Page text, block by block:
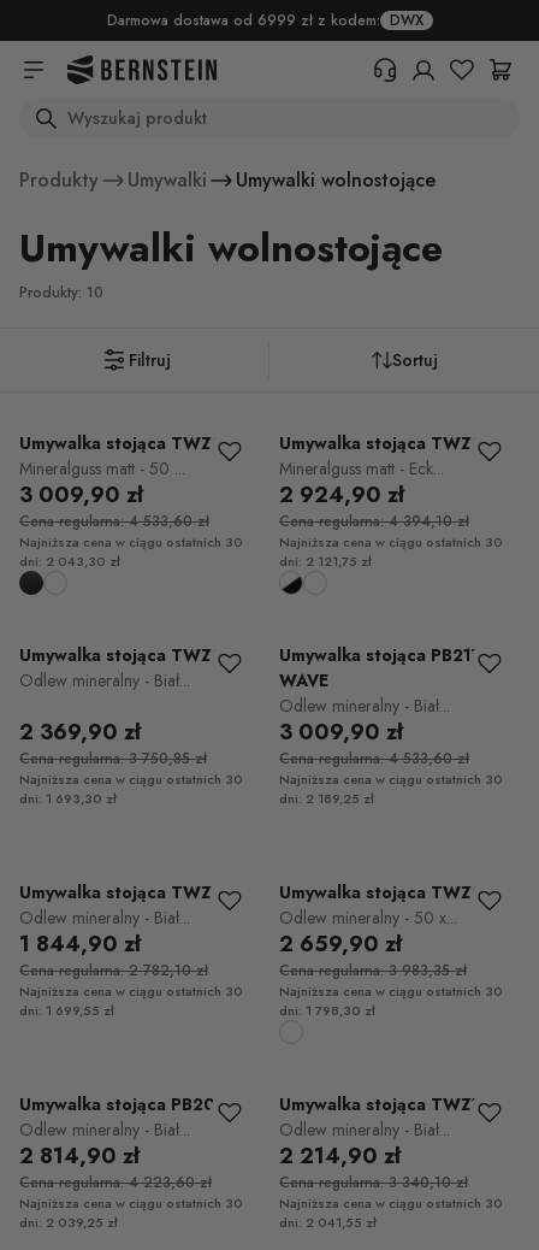
Skip to main contentDarmowa dostawa od 6999 zł z kodem: DWX
produktach, statusie zamówienia
wypełnienie formularza.
Centrum pomocy (FAQ)
Search
Produkty Umywalki Umywalki wolnostojące
Umywalki wolnostojące
Produkty: 10
Filtruj Sortuj
Umywalka stojąca TWZ316
Mineralguss matt - 50 ...
3 009,90 zł
Cena regularna: 4 533,60 zł
Najniższa cena w ciągu ostatnich 30
dni: 2 043,30 zł
Umywalka stojąca TWZ312
Mineralguss matt - Eck...
2 924,90 zł
Cena regularna: 4 394,10 zł
Najniższa cena w ciągu ostatnich 30
dni: 2 121,75 zł
Umywalka stojąca TWZ29
Odlew mineralny - Biał...
2 369,90 zł
Cena regularna: 3 750,85 zł
Najniższa cena w ciągu ostatnich 30
dni: 1 693,30 zł
Umywalka stojąca PB2175
WAVE
Odlew mineralny - Biał...
3 009,90 zł
Cena regularna: 4 533,60 zł
Najniższa cena w ciągu ostatnich 30
dni: 2 189,25 zł
Umywalka stojąca TWZ65
Odlew mineralny - Biał...
1 844,90 zł
Cena regularna: 2 782,10 zł
Najniższa cena w ciągu ostatnich 30
dni: 1 699,55 zł
Umywalka stojąca TWZ26
Odlew mineralny - 50 x...
2 659,90 zł
Cena regularna: 3 983,35 zł
Najniższa cena w ciągu ostatnich 30
dni: 1 798,30 zł
Umywalka stojąca PB2021
Odlew mineralny - Biał...
2 814,90 zł
Cena regularna: 4 223,60 zł
Najniższa cena w ciągu ostatnich 30
dni: 2 039,25 zł
Umywalka stojąca TWZ16
Odlew mineralny - Biał...
2 214,90 zł
Cena regularna: 3 340,10 zł
Najniższa cena w ciągu ostatnich 30
dni: 2 041,55 zł